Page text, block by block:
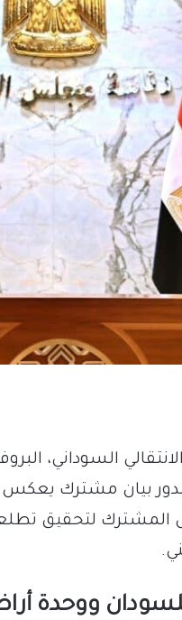
السوداني،
بيان مشترك يعكس
المشترك لتحقيق
ووحدة